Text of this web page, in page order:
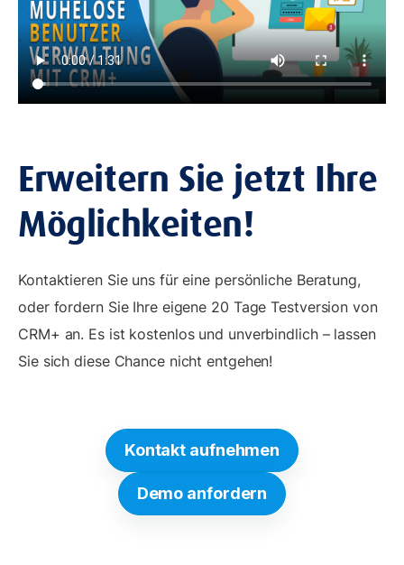
Erweitern Sie jetzt Ihre
Möglichkeiten!
Kontaktieren Sie uns für eine persönliche Beratung,
oder fordern Sie Ihre eigene 20 Tage Testversion von
CRM+ an. Es ist kostenlos und unverbindlich – lassen
Sie sich diese Chance nicht entgehen!
Kontakt aufnehmen
Demo anfordern